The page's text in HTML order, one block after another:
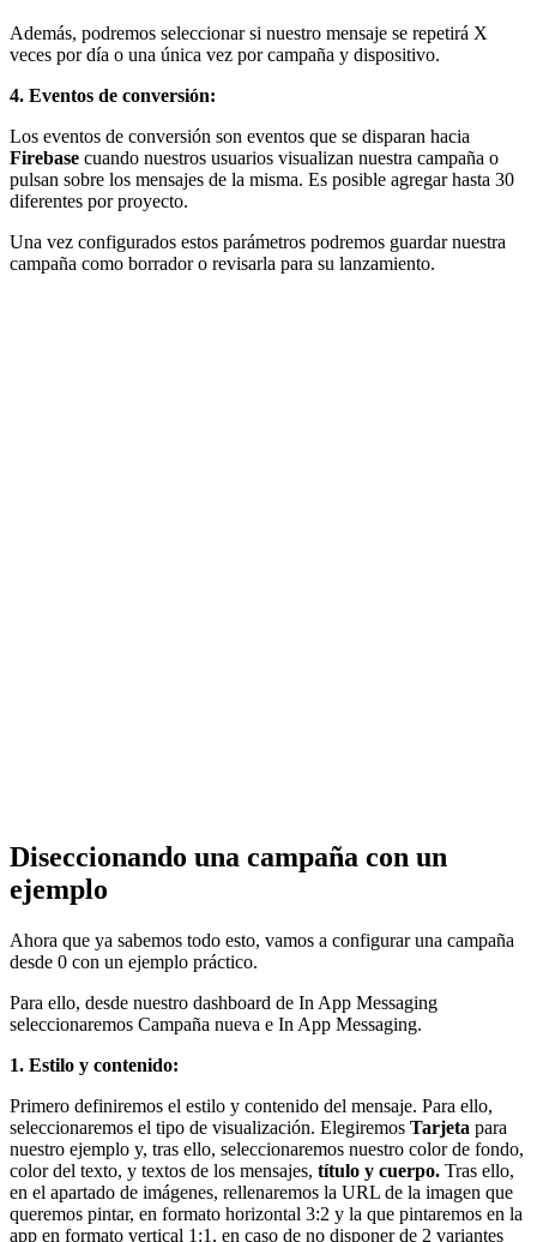
Además, podremos seleccionar si nuestro mensaje se repetirá X
veces por día o una única vez por campaña y dispositivo.
4. Eventos de conversión:
Los eventos de conversión son eventos que se disparan hacia
Firebase cuando nuestros usuarios visualizan nuestra campaña o
pulsan sobre los mensajes de la misma. Es posible agregar hasta 30
diferentes por proyecto.
Una vez configurados estos parámetros podremos guardar nuestra
campaña como borrador o revisarla para su lanzamiento.
Diseccionando una campaña con un
ejemplo
Ahora que ya sabemos todo esto, vamos a configurar una campaña
desde 0 con un ejemplo práctico.
Para ello, desde nuestro dashboard de In App Messaging
seleccionaremos Campaña nueva e In App Messaging.
1. Estilo y contenido:
Primero definiremos el estilo y contenido del mensaje. Para ello,
seleccionaremos el tipo de visualización. Elegiremos Tarjeta para
nuestro ejemplo y, tras ello, seleccionaremos nuestro color de fondo,
color del texto, y textos de los mensajes, título y cuerpo. Tras ello,
en el apartado de imágenes, rellenaremos la URL de la imagen que
queremos pintar, en formato horizontal 3:2 y la que pintaremos en la
app en formato vertical 1:1, en caso de no disponer de 2 variantes